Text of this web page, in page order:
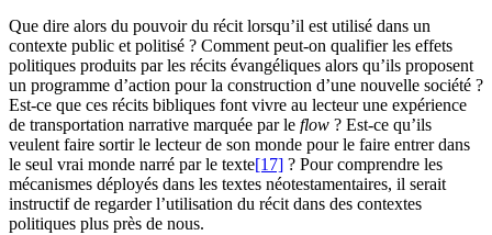
Que dire alors du pouvoir du récit lorsqu’il est utilisé dans un
contexte public et politisé ? Comment peut-on qualifier les effets
politiques produits par les récits évangéliques alors qu’ils proposent
un programme d’action pour la construction d’une nouvelle société ?
Est-ce que ces récits bibliques font vivre au lecteur une expérience
de transportation narrative marquée par le flow ? Est-ce qu’ils
veulent faire sortir le lecteur de son monde pour le faire entrer dans
le seul vrai monde narré par le texte[17] ? Pour comprendre les
mécanismes déployés dans les textes néotestamentaires, il serait
instructif de regarder l’utilisation du récit dans des contextes
politiques plus près de nous.